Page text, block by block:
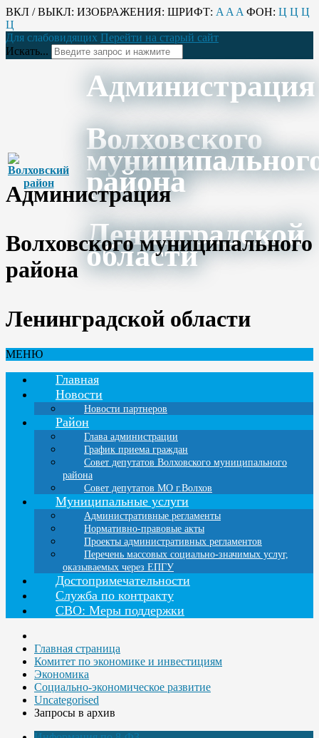
ВКЛ / ВЫКЛ: ИЗОБРАЖЕНИЯ: ШРИФТ: A A A ФОН: Ц Ц Ц
Ц
Для слабовидящих Перейти на старый сайт
Искать...
Администрация
Волховского
района
Ленинградской
области
Администрация
Волховского муниципального
района
Ленинградской области
МЕНЮ
Главная
Новости
Новости партнеров
Район
Глава администрации
График приема граждан
Совет депутатов Волховского муниципального
района
Совет депутатов МО г.Волхов
Муниципальные услуги
Административные регламенты
Нормативно-правовые акты
Проекты административных регламентов
Перечень массовых социально-значимых услуг,
оказываемых через ЕПГУ
Достопримечательности
Служба по контракту
СВО: Меры поддержки
Главная страница
Комитет по экономике и инвестициям
Экономика
Социально-экономическое развитие
Uncategorised
Запросы в архив